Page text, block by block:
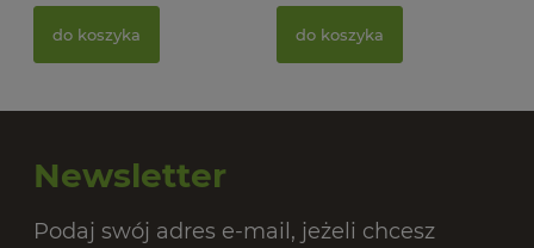
do koszyka do koszyka
Newsletter
Podaj swój adres e-mail, jeżeli chcesz